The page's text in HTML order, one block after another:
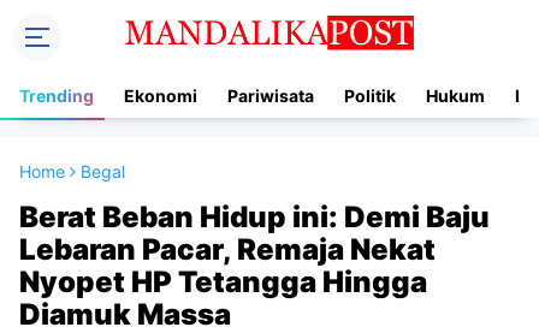
Trending Ekonomi Pariwisata Politik Hukum
Home Begal
Berat Beban Hidup ini: Demi Baju
Lebaran Pacar, Remaja Nekat
Nyopet HP Tetangga Hingga
Diamuk Massa